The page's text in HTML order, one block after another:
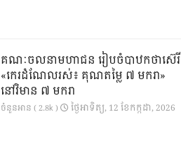
គណៈចលនាមហាជន រៀបចំបាឋកថាស៊េរី
«កេរដំណែលរស់៖ គុណតម្លៃ ៧ មករា»
នៅវិមាន ៧ មករា
ចំនួនអាន ( 2.8k ) ថ្ងៃ​អាទិត្យ, 12 ខែ​កក្កដា, 2026